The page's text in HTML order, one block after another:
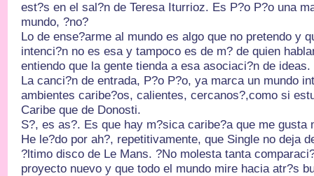
est?s en el sal?n de Teresa Iturrioz. Es P?o P?o una
mundo, ?no?
Lo de ense?arme al mundo es algo que no pretendo y
intenci?n no es esa y tampoco es de m? de quien
entiendo que la gente tienda a esa asociaci?n de ideas.
La canci?n de entrada, P?o P?o, ya marca un mundo
ambientes caribe?os, calientes, cercanos?,como si
Caribe que de Donosti.
S?, es as?. Es que hay m?sica caribe?a que me gusta
He le?do por ah?, repetitivamente, que Single no deja
?ltimo disco de Le Mans. ?No molesta tanta
proyecto nuevo y que todo el mundo mire hacia atr?s